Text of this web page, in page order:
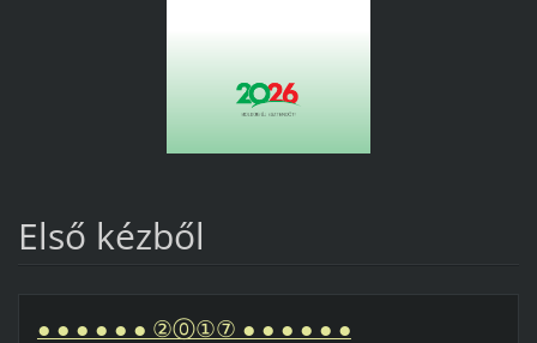
Első kézből
● ● ● ● ● ● ②⓪①⑦ ● ● ● ● ● ●